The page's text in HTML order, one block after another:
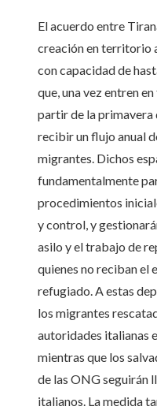
El acuerdo entre
creación en territorio
con capacidad de
que, una vez entren
partir de la primavera
recibir un flujo anual
migrantes. Dichos
fundamentalmente
procedimientos
y control, y
asilo y el trabajo de
quienes no reciban el
refugiado. A estas
los migrantes
autoridades italianas
mientras que los
de las ONG seguirán
italianos. La medida